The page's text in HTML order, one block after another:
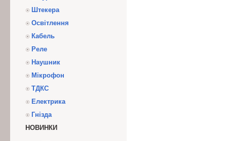
Штекера
Освітлення
Кабель
Реле
Наушник
Мікрофон
ТДКС
Електрика
Гнізда
НОВИНКИ